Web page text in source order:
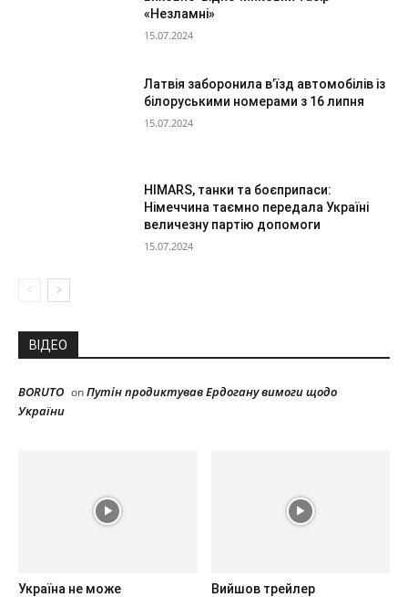
«Незламні»
15.07.2024
Латвія заборонила в’їзд автомобілів із
білоруськими номерами з 16 липня
15.07.2024
HIMARS, танки та боєприпаси:
Німеччина таємно передала Україні
величезну партію допомоги
15.07.2024
ВІДЕО
BORUTO onПутін продиктував Ердогану вимоги щодо
України
Україна не може
Вийшов трейлер